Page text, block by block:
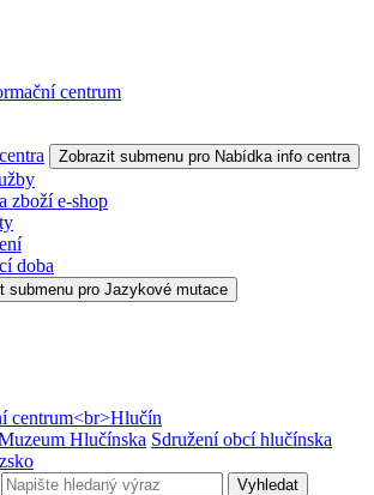
centrum
Zobrazit submenu pro Nabídka info centra
zboží e-shop
doba
submenu pro Jazykové mutace
centrum<br>Hlučín
Hlučínska Sdružení obcí hlučínska
Vyhledat